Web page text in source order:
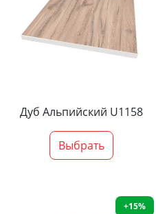
Дуб Альпийский U1158
Выбрать
+15%